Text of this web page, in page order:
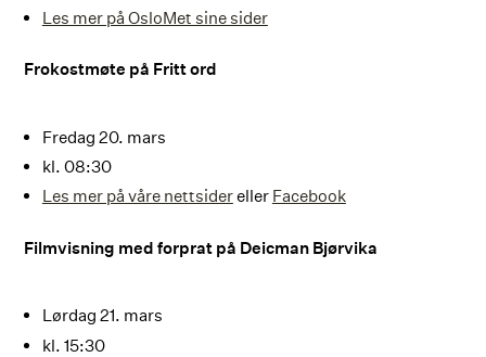
Les mer på OsloMet sine sider
Frokostmøte på Fritt ord
Fredag 20. mars
kl. 08:30
Les mer på våre nettsidereller Facebook
Filmvisning med forprat på Deicman Bjørvika
Lørdag 21. mars
kl. 15:30